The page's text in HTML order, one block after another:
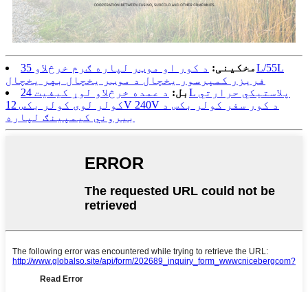
مخکینی:
د کور او موټر لپاره ګرم خرڅلاو 35L/55L
فریزر کمپرسور یخچال د موټر یخچال بهر یخچال
بل:
د عمده خرڅلاو لوړ کیفیت 24L پلاستيکي حرارتي
کولر لوی کولر بکس 12V 240V د کور سفر کولر بکس د
بیروني کیمپینګ لپاره